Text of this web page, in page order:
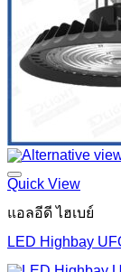
Quick View
แอลอีดี ไฮเบย์
LED Highbay